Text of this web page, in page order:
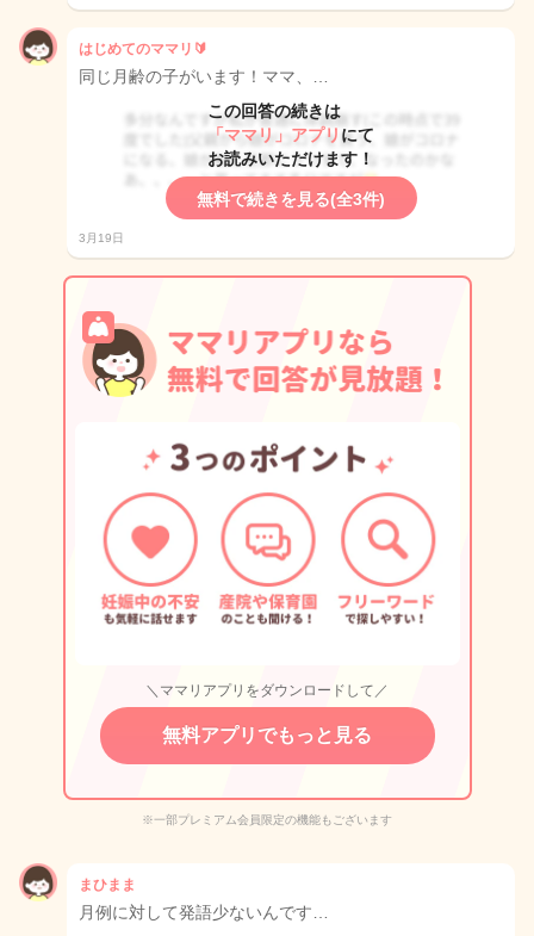
はじめてのママリ🔰
同じ月齢の子がいます！ママ、…
この回答の続きは
「ママリ」アプリ にて
お読みいただけます！
無料で続きを見る(全3件)
3月19日
＼ママリアプリをダウンロードして／
無料アプリでもっと見る
※一部プレミアム会員限定の機能もございます
まひまま
月例に対して発語少ないんです…